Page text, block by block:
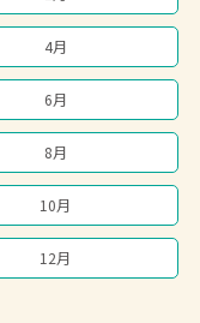
4月
6月
8月
10月
12月